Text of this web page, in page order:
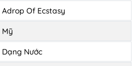
Adrop Of Ecstasy
Mỹ
Dạng Nước